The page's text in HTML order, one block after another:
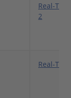
Real-
2
Real-